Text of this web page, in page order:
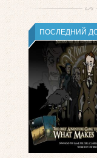
ПОСЛЕДНИЙ